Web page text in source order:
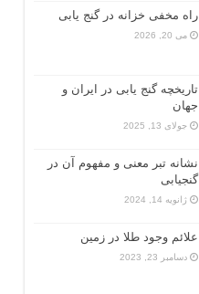
راه مخفی خزانه در گنج یابی
می 20, 2026
تاریخچه گنج‌ یابی در ایران و
جهان
جولای 13, 2025
نشانه تبر معنی و مفهوم آن در
گنجیابی
ژانویه 14, 2024
علائم وجود طلا در زمین
دسامبر 23, 2023